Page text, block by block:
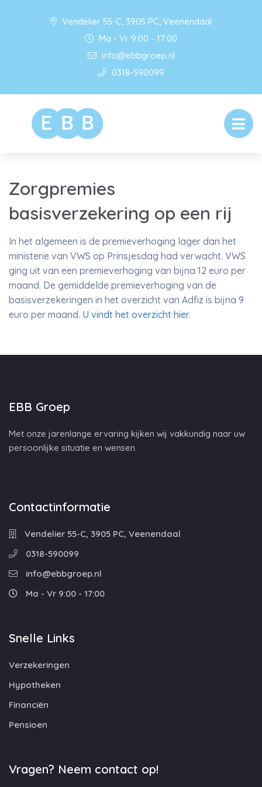
Vendelier 55-C, 3905 PC, Veenendaal
Ma - Vr 9:00 - 17:00
info@ebbgroep.nl
0318-590099
Zorgpremies
basisverzekering op een rij
In het algemeen is de premieverhoging lager dan het
ministerie van VWS op Prinsjesdag had verwacht. VWS
ging uit van een premieverhoging van bijna 12 euro per
maand. De gemiddelde premieverhoging van de
basisverzekeringen in het overzicht van Adfiz is bijna 9
euro per maand. U vindt het overzicht hier.
EBB Groep
Met onze jarenlange ervaring kijken wij vakkundig naar uw
persoonlijke situatie en wensen.
Contactinformatie
Vendelier 55-C, 3905 PC, Veenendaal
0318-590099
info@ebbgroep.nl
Ma - Vr 9:00 - 17:00
Snelle Links
Verzekeringen
Hypotheken
Financiën
Pensioen
Vragen? Neem contact op!